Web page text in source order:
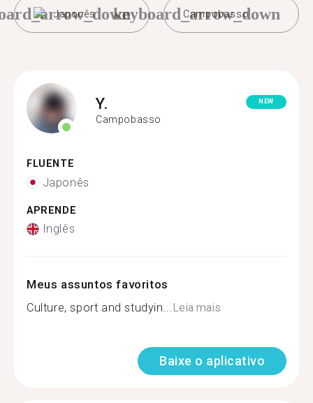
Japonês Campobasso
keyboard_arrow_down
Y.
Campobasso
NEW
FLUENTE
Japonês
APRENDE
Inglês
Meus assuntos favoritos
Culture, sport and studyin...Leia mais
Baixe o aplicativo